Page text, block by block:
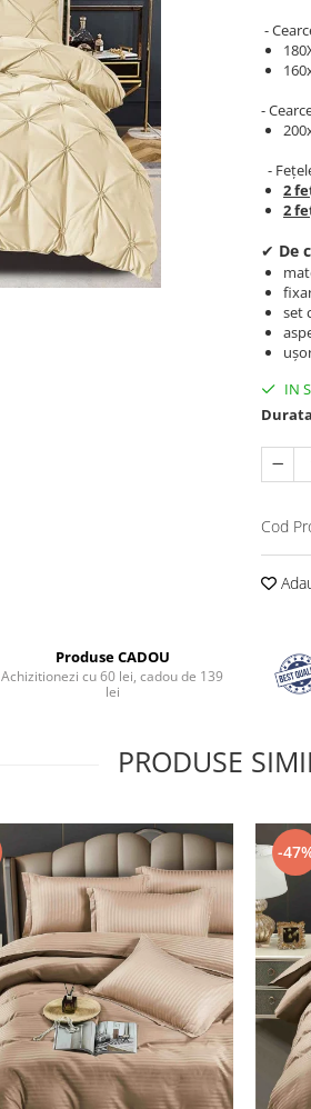
-
-
-
2
2
✔ De
set
IN
Cod
Produse CADOU
Achizitionezi cu 60 lei, cadou de 139
lei
PRODUSE
-